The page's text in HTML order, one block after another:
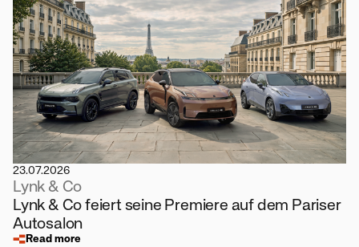
23.07.2026
Lynk & Co
Lynk & Co feiert seine Premiere auf dem Pariser
Autosalon
Read more